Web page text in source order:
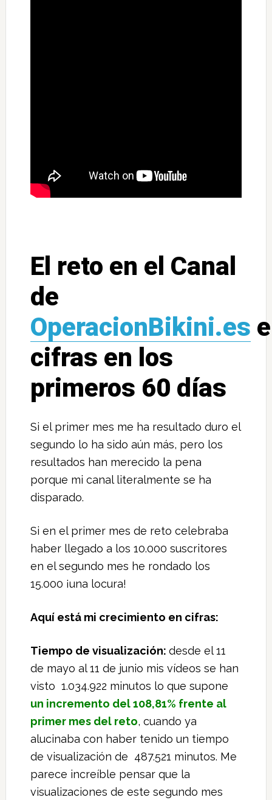
El reto en el Canal
de
OperacionBikini.es
cifras en los
primeros 60 días
Si el primer mes me ha resultado duro el
segundo lo ha sido aún más, pero los
resultados han merecido la pena
porque mi canal literalmente se ha
disparado.
Si en el primer mes de reto celebraba
haber llegado a los 10.000 suscritores
en el segundo mes he rondado los
15.000 ¡una locura!
Aquí está mi crecimiento en cifras:
Tiempo de visualización: desde el 11
de mayo al 11 de junio mis vídeos se han
visto 1.034.922 minutos lo que supone
un incremento del 108,81% frente al
primer mes del reto, cuando ya
alucinaba con haber tenido un tiempo
de visualización de 487.521 minutos. Me
parece increíble pensar que la
visualizaciones de este segundo mes